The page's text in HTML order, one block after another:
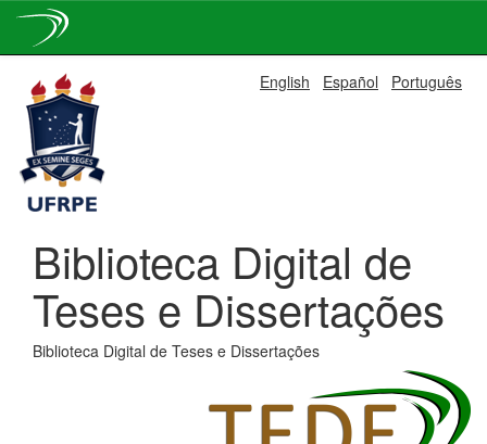
navigation
English Español Português
Biblioteca Digital de
Teses e Dissertações
Biblioteca Digital de Teses e Dissertações